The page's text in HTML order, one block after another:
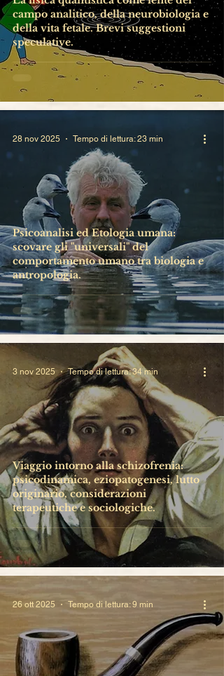
campo analitico, della neurobiologia e
della vita fetale. Brevi suggestioni
speculative.
Psicoanalisi ed Etologia umana:
scovare gli "universali" del
comportamento umano tra biologia e
antropologia.
28 nov 2025 Tempo di lettura: 23 min
Viaggio intorno alla schizofrenia:
psicodinamica, eziopatogenesi, lutto
originario, considerazioni
terapeutiche e sociologiche.
3 nov 2025 Tempo di lettura: 34 min
26 ott 2025 Tempo di lettura: 9 min